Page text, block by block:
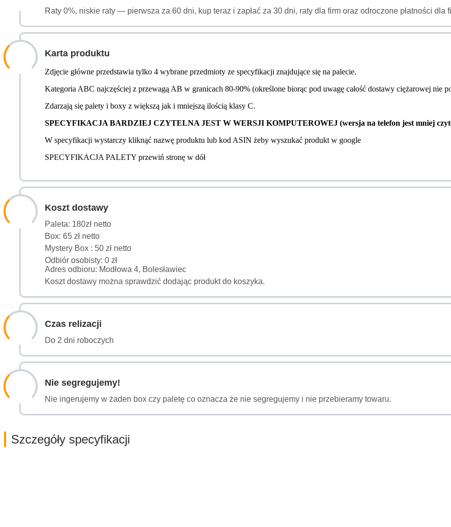
Raty 0%, niskie raty — pierwsza za 60 dni, kup teraz i zapłać za 30 dni, raty dla firm oraz odroczone płatności
Karta produktu
Zdjęcie główne przedstawia tylko 4 wybrane przedmioty ze specyfikacji znajdujące się na palecie.
Kategoria ABC najczęściej z przewagą AB w granicach 80-90% (określone biorąc pod uwagę całość dostawy ciężarowej nie
Zdarzają się palety i boxy z większą jak i mniejszą ilością klasy C.
SPECYFIKACJA BARDZIEJ CZYTELNA JEST W WERSJI KOMPUTEROWEJ (wersja na telefon jest mniej
W specyfikacji wystarczy kliknąć nazwę produktu lub kod ASIN żeby wyszukać produkt w google
SPECYFIKACJA PALETY przewiń stronę w dół
Koszt dostawy
Paleta: 180zł netto
Box: 65 zł netto
Mystery Box : 50 zł netto
Odbiór osobisty: 0 zł
Adres odbioru: Modłowa 4, Bolesławiec
Koszt dostawy można sprawdzić dodając produkt do koszyka.
Czas relizacji
Do 2 dni roboczych
Nie segregujemy!
Nie ingerujemy w żaden box czy paletę co oznacza że nie segregujemy i nie przebieramy towaru.
Szczegóły specyfikacji